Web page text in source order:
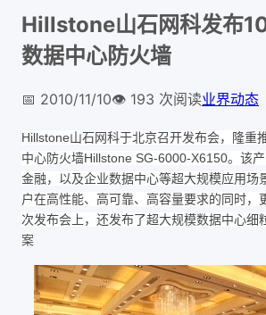
Hillstone山石网科发布
数据中心防火墙
📅 2010/11/10👁️ 193 次阅读业界动态
Hillstone山石网科于北京召开发布会，隆重
中心防火墙Hillstone SG-6000-X6150。该产
金融，以及企业数据中心等超大规模应用场
户在高性能、高可靠、高容量要求的同时，
次发布会上，还发布了超大规模数据中心细
案